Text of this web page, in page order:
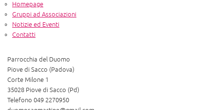
Homepage
Gruppi ad Associazioni
Notizie ed Eventi
Contatti
Parrocchia del Duomo
Piove di Sacco (Padova)
Corte Milone 1
35028 Piove di Sacco (Pd)
Telefono 049 2270950